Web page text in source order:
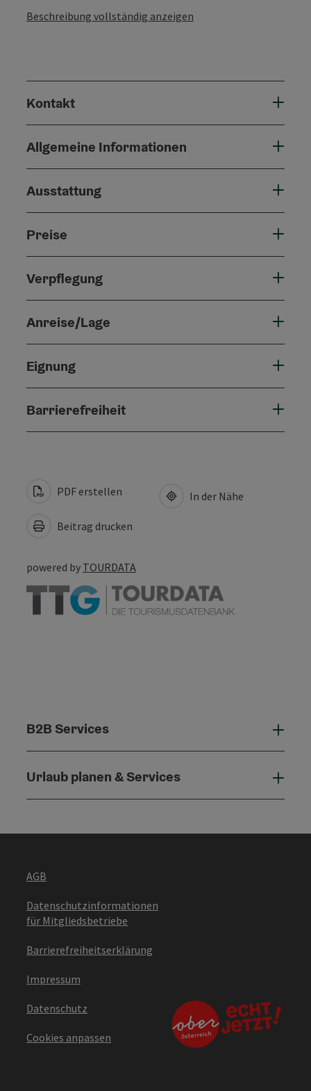
Beschreibung vollständig anzeigen
Kontakt
Allgemeine Informationen
Ausstattung
Preise
Verpflegung
Anreise/Lage
Eignung
Barrierefreiheit
PDF erstellen
Beitrag drucken
In der Nähe
powered by TOURDATA
B2B Services
Urlaub planen & Services
AGB
Datenschutzinformationen
für Mitgliedsbetriebe
Barrierefreiheitserklärung
Impressum
Datenschutz
Cookies anpassen